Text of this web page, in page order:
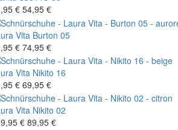
€ 54,95 €
Vita Burton 05
€ 74,95 €
Vita Nikito 16
€ 69,95 €
Vita Nikito 02
€ 89,95 €